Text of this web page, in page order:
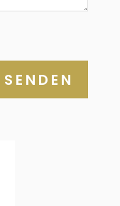
SENDEN